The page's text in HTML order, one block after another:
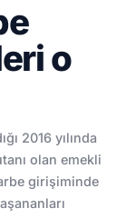
o
2016 yılında
olan emekli
girişiminde